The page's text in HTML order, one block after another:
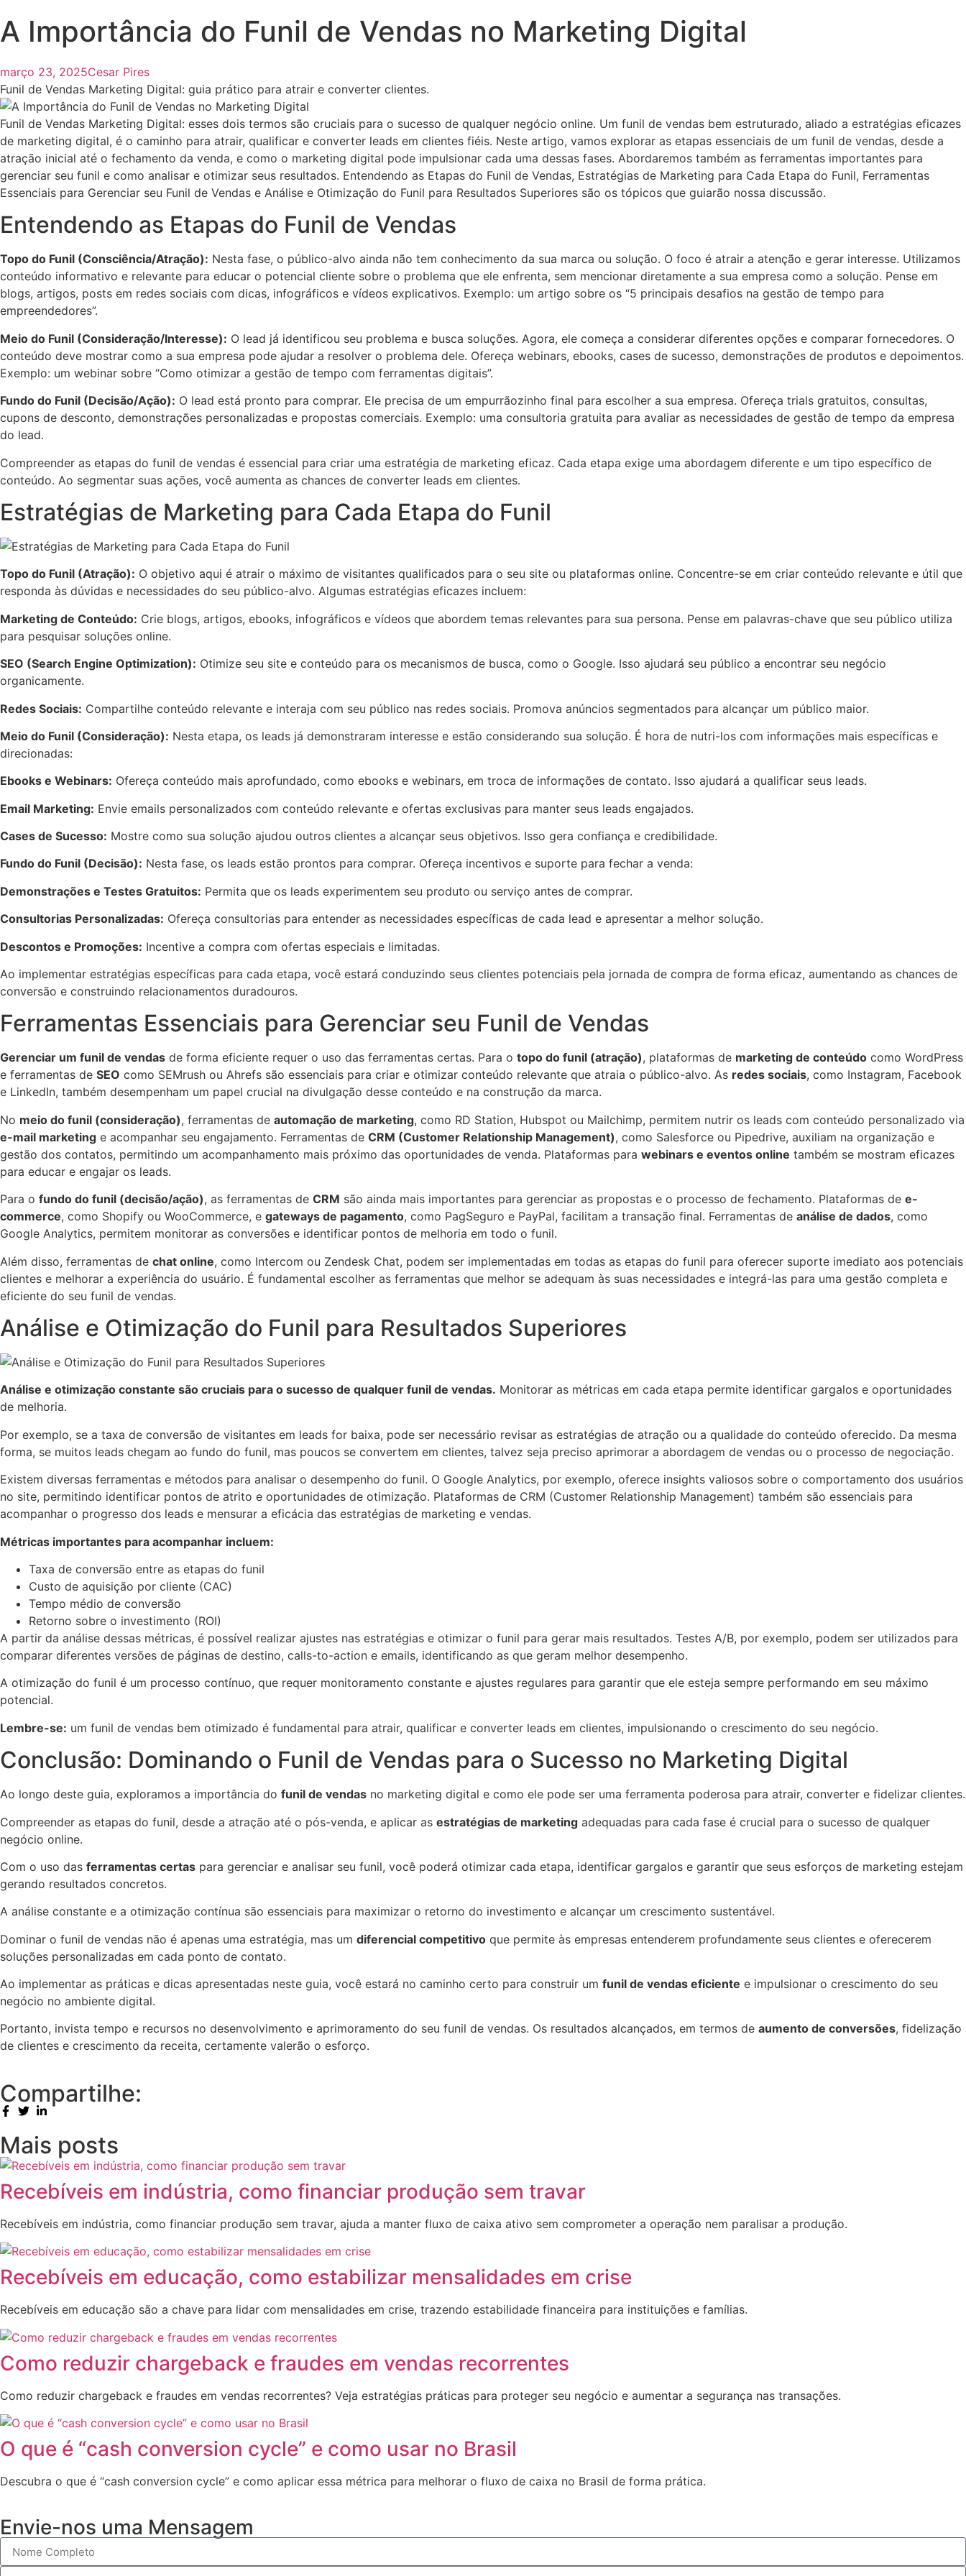
A Importância do Funil de Vendas no Marketing Digital
março 23, 2025Cesar Pires
Funil de Vendas Marketing Digital: guia prático para atrair e converter clientes.
Funil de Vendas Marketing Digital: esses dois termos são cruciais para o sucesso de qualquer negócio online. Um funil de vendas bem estruturado, aliado a estratégias eficazes
de marketing digital, é o caminho para atrair, qualificar e converter leads em clientes fiéis. Neste artigo, vamos explorar as etapas essenciais de um funil de vendas, desde a
atração inicial até o fechamento da venda, e como o marketing digital pode impulsionar cada uma dessas fases. Abordaremos também as ferramentas importantes para
gerenciar seu funil e como analisar e otimizar seus resultados. Entendendo as Etapas do Funil de Vendas, Estratégias de Marketing para Cada Etapa do Funil, Ferramentas
Essenciais para Gerenciar seu Funil de Vendas e Análise e Otimização do Funil para Resultados Superiores são os tópicos que guiarão nossa discussão.
Entendendo as Etapas do Funil de Vendas
Topo do Funil (Consciência/Atração): Nesta fase, o público-alvo ainda não tem conhecimento da sua marca ou solução. O foco é atrair a atenção e gerar interesse. Utilizamos
conteúdo informativo e relevante para educar o potencial cliente sobre o problema que ele enfrenta, sem mencionar diretamente a sua empresa como a solução. Pense em
blogs, artigos, posts em redes sociais com dicas, infográficos e vídeos explicativos. Exemplo: um artigo sobre os “5 principais desafios na gestão de tempo para
empreendedores”.
Meio do Funil (Consideração/Interesse): O lead já identificou seu problema e busca soluções. Agora, ele começa a considerar diferentes opções e comparar fornecedores. O
conteúdo deve mostrar como a sua empresa pode ajudar a resolver o problema dele. Ofereça webinars, ebooks, cases de sucesso, demonstrações de produtos e depoimentos.
Exemplo: um webinar sobre “Como otimizar a gestão de tempo com ferramentas digitais”.
Fundo do Funil (Decisão/Ação): O lead está pronto para comprar. Ele precisa de um empurrãozinho final para escolher a sua empresa. Ofereça trials gratuitos, consultas,
cupons de desconto, demonstrações personalizadas e propostas comerciais. Exemplo: uma consultoria gratuita para avaliar as necessidades de gestão de tempo da empresa
do lead.
Compreender as etapas do funil de vendas é essencial para criar uma estratégia de marketing eficaz. Cada etapa exige uma abordagem diferente e um tipo específico de
conteúdo. Ao segmentar suas ações, você aumenta as chances de converter leads em clientes.
Estratégias de Marketing para Cada Etapa do Funil
Topo do Funil (Atração): O objetivo aqui é atrair o máximo de visitantes qualificados para o seu site ou plataformas online. Concentre-se em criar conteúdo relevante e útil que
responda às dúvidas e necessidades do seu público-alvo. Algumas estratégias eficazes incluem:
Marketing de Conteúdo: Crie blogs, artigos, ebooks, infográficos e vídeos que abordem temas relevantes para sua persona. Pense em palavras-chave que seu público utiliza
para pesquisar soluções online.
SEO (Search Engine Optimization): Otimize seu site e conteúdo para os mecanismos de busca, como o Google. Isso ajudará seu público a encontrar seu negócio
organicamente.
Redes Sociais: Compartilhe conteúdo relevante e interaja com seu público nas redes sociais. Promova anúncios segmentados para alcançar um público maior.
Meio do Funil (Consideração): Nesta etapa, os leads já demonstraram interesse e estão considerando sua solução. É hora de nutri-los com informações mais específicas e
direcionadas:
Ebooks e Webinars: Ofereça conteúdo mais aprofundado, como ebooks e webinars, em troca de informações de contato. Isso ajudará a qualificar seus leads.
Email Marketing: Envie emails personalizados com conteúdo relevante e ofertas exclusivas para manter seus leads engajados.
Cases de Sucesso: Mostre como sua solução ajudou outros clientes a alcançar seus objetivos. Isso gera confiança e credibilidade.
Fundo do Funil (Decisão): Nesta fase, os leads estão prontos para comprar. Ofereça incentivos e suporte para fechar a venda:
Demonstrações e Testes Gratuitos: Permita que os leads experimentem seu produto ou serviço antes de comprar.
Consultorias Personalizadas: Ofereça consultorias para entender as necessidades específicas de cada lead e apresentar a melhor solução.
Descontos e Promoções: Incentive a compra com ofertas especiais e limitadas.
Ao implementar estratégias específicas para cada etapa, você estará conduzindo seus clientes potenciais pela jornada de compra de forma eficaz, aumentando as chances de
conversão e construindo relacionamentos duradouros.
Ferramentas Essenciais para Gerenciar seu Funil de Vendas
Gerenciar um funil de vendas de forma eficiente requer o uso das ferramentas certas. Para o topo do funil (atração), plataformas de marketing de conteúdo como WordPress
e ferramentas de SEO como SEMrush ou Ahrefs são essenciais para criar e otimizar conteúdo relevante que atraia o público-alvo. As redes sociais, como Instagram, Facebook
e LinkedIn, também desempenham um papel crucial na divulgação desse conteúdo e na construção da marca.
No meio do funil (consideração), ferramentas de automação de marketing, como RD Station, Hubspot ou Mailchimp, permitem nutrir os leads com conteúdo personalizado via
e-mail marketing e acompanhar seu engajamento. Ferramentas de CRM (Customer Relationship Management), como Salesforce ou Pipedrive, auxiliam na organização e
gestão dos contatos, permitindo um acompanhamento mais próximo das oportunidades de venda. Plataformas para webinars e eventos online também se mostram eficazes
para educar e engajar os leads.
Para o fundo do funil (decisão/ação), as ferramentas de CRM são ainda mais importantes para gerenciar as propostas e o processo de fechamento. Plataformas de e-
commerce, como Shopify ou WooCommerce, e gateways de pagamento, como PagSeguro e PayPal, facilitam a transação final. Ferramentas de análise de dados, como
Google Analytics, permitem monitorar as conversões e identificar pontos de melhoria em todo o funil.
Além disso, ferramentas de chat online, como Intercom ou Zendesk Chat, podem ser implementadas em todas as etapas do funil para oferecer suporte imediato aos potenciais
clientes e melhorar a experiência do usuário. É fundamental escolher as ferramentas que melhor se adequam às suas necessidades e integrá-las para uma gestão completa e
eficiente do seu funil de vendas.
Análise e Otimização do Funil para Resultados Superiores
Análise e otimização constante são cruciais para o sucesso de qualquer funil de vendas. Monitorar as métricas em cada etapa permite identificar gargalos e oportunidades
de melhoria.
Por exemplo, se a taxa de conversão de visitantes em leads for baixa, pode ser necessário revisar as estratégias de atração ou a qualidade do conteúdo oferecido. Da mesma
forma, se muitos leads chegam ao fundo do funil, mas poucos se convertem em clientes, talvez seja preciso aprimorar a abordagem de vendas ou o processo de negociação.
Existem diversas ferramentas e métodos para analisar o desempenho do funil. O Google Analytics, por exemplo, oferece insights valiosos sobre o comportamento dos usuários
no site, permitindo identificar pontos de atrito e oportunidades de otimização. Plataformas de CRM (Customer Relationship Management) também são essenciais para
acompanhar o progresso dos leads e mensurar a eficácia das estratégias de marketing e vendas.
Métricas importantes para acompanhar incluem:
Taxa de conversão entre as etapas do funil
Custo de aquisição por cliente (CAC)
Tempo médio de conversão
Retorno sobre o investimento (ROI)
A partir da análise dessas métricas, é possível realizar ajustes nas estratégias e otimizar o funil para gerar mais resultados. Testes A/B, por exemplo, podem ser utilizados para
comparar diferentes versões de páginas de destino, calls-to-action e emails, identificando as que geram melhor desempenho.
A otimização do funil é um processo contínuo, que requer monitoramento constante e ajustes regulares para garantir que ele esteja sempre performando em seu máximo
potencial.
Lembre-se: um funil de vendas bem otimizado é fundamental para atrair, qualificar e converter leads em clientes, impulsionando o crescimento do seu negócio.
Conclusão: Dominando o Funil de Vendas para o Sucesso no Marketing Digital
Ao longo deste guia, exploramos a importância do funil de vendas no marketing digital e como ele pode ser uma ferramenta poderosa para atrair, converter e fidelizar clientes.
Compreender as etapas do funil, desde a atração até o pós-venda, e aplicar as estratégias de marketing adequadas para cada fase é crucial para o sucesso de qualquer
negócio online.
Com o uso das ferramentas certas para gerenciar e analisar seu funil, você poderá otimizar cada etapa, identificar gargalos e garantir que seus esforços de marketing estejam
gerando resultados concretos.
A análise constante e a otimização contínua são essenciais para maximizar o retorno do investimento e alcançar um crescimento sustentável.
Dominar o funil de vendas não é apenas uma estratégia, mas um diferencial competitivo que permite às empresas entenderem profundamente seus clientes e oferecerem
soluções personalizadas em cada ponto de contato.
Ao implementar as práticas e dicas apresentadas neste guia, você estará no caminho certo para construir um funil de vendas eficiente e impulsionar o crescimento do seu
negócio no ambiente digital.
Portanto, invista tempo e recursos no desenvolvimento e aprimoramento do seu funil de vendas. Os resultados alcançados, em termos de aumento de conversões, fidelização
de clientes e crescimento da receita, certamente valerão o esforço.
Compartilhe:
Mais posts
Recebíveis em indústria, como financiar produção sem travar
Recebíveis em indústria, como financiar produção sem travar, ajuda a manter fluxo de caixa ativo sem comprometer a operação nem paralisar a produção.
Recebíveis em educação, como estabilizar mensalidades em crise
Recebíveis em educação são a chave para lidar com mensalidades em crise, trazendo estabilidade financeira para instituições e famílias.
Como reduzir chargeback e fraudes em vendas recorrentes
Como reduzir chargeback e fraudes em vendas recorrentes? Veja estratégias práticas para proteger seu negócio e aumentar a segurança nas transações.
O que é “cash conversion cycle” e como usar no Brasil
Descubra o que é “cash conversion cycle” e como aplicar essa métrica para melhorar o fluxo de caixa no Brasil de forma prática.
Envie-nos uma Mensagem